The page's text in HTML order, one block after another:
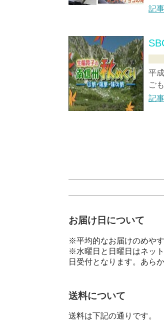
記
平
ご
記
お届け日について
※平均的なお届けのめや
※水曜日と日曜日はネッ
日受付となります。あら
送料について
送料は下記の通りです。